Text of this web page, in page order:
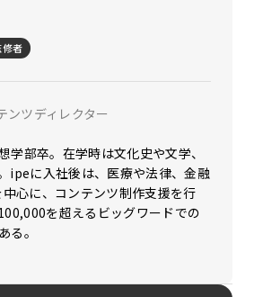
者
ツディレクター
学部卒。在学時は文化史や文学、
ipeに入社後は、医療や法律、金融
中心に、コンテンツ制作支援を行
を超えるビッグワードでの
る。